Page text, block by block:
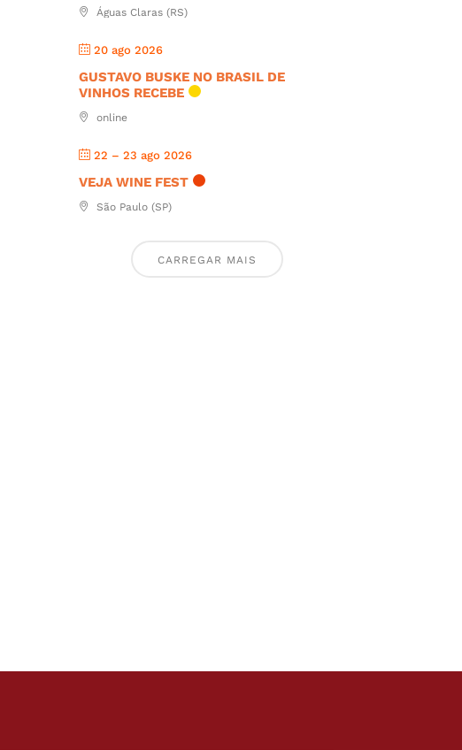
Águas Claras (RS)
20 ago 2026
GUSTAVO BUSKE NO BRASIL DE
VINHOS RECEBE
online
22 – 23 ago 2026
VEJA WINE FEST
São Paulo (SP)
CARREGAR MAIS